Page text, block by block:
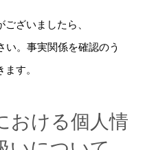
ざいましたら、
い。事実関係を確認のう
す。
おける個人情